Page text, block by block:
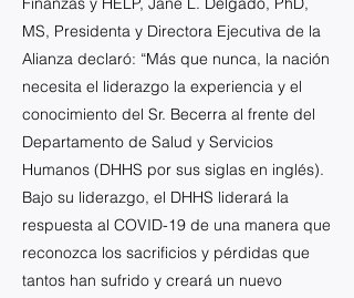
MS, Presidenta y Directora Ejecutiva de la
Alianza declaró: “Más que nunca, la nación
necesita el liderazgo la experiencia y el
conocimiento del Sr. Becerra al frente del
Departamento de Salud y Servicios
Humanos (DHHS por sus siglas en inglés).
Bajo su liderazgo, el DHHS liderará la
respuesta al COVID-19 de una manera que
reconozca los sacrificios y pérdidas que
tantos han sufrido y creará un nuevo